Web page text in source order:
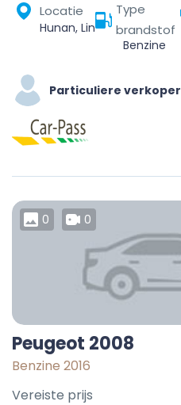
Locatie
Hunan, Linchuan District, Fuzhou City, Jiangxi, China
Type
brandstof
Benzine
Particuliere verkoper
0 0
Peugeot 2008
Benzine 2016
Vereiste prijs